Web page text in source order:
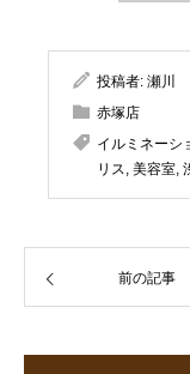
投稿者: 瀬川
赤塚店
イルミネーシ
リス, 美容室,
前の記事